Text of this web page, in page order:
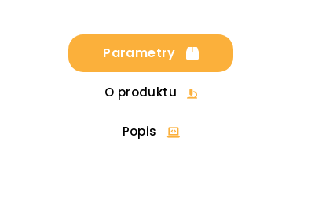
Parametry
O produktu
Popis